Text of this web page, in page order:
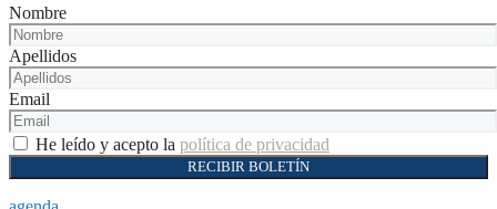
Nombre
Apellidos
Email
He leído y acepto la política de privacidad
RECIBIR BOLETÍN